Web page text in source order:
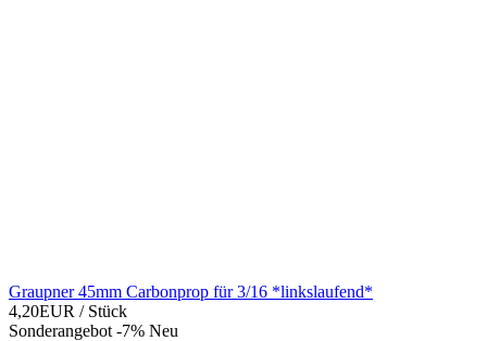
Graupner 45mm Carbonprop für 3/16 *linkslaufend*
4,20EUR / Stück
Sonderangebot -7% Neu